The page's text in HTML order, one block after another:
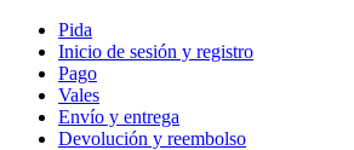
Pida
Inicio de sesión y registro
Pago
Vales
Envío y entrega
Devolución y reembolso